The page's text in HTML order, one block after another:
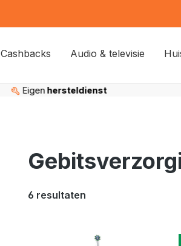
Cashbacks Audio & televisie
Eigen hersteldienst
6 resultaten